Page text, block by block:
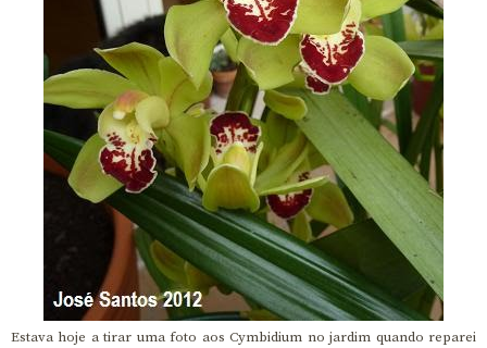
Estava hoje a tirar uma foto aos Cymbidium no jardim quando reparei